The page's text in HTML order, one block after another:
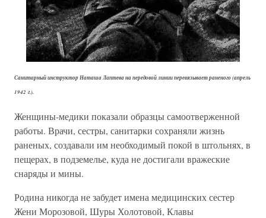
Санитарный инструктор Наташа Лаптева на передовой линии перевязывает раненого (апрель
1942 г.).
Женщины-медики показали образцы самоотверженной
работы. Врачи, сестры, санитарки сохраняли жизнь
раненых, создавали им необходимый покой в штольнях, в
пещерах, в подземелье, куда не достигали вражеские
снаряды и мины.
Родина никогда не забудет имена медицинских сестер
Жени Морозовой, Шуры Холотовой, Клавы